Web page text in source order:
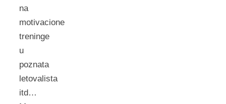
na
motivacione
treninge
u
poznata
letovalista
itd…